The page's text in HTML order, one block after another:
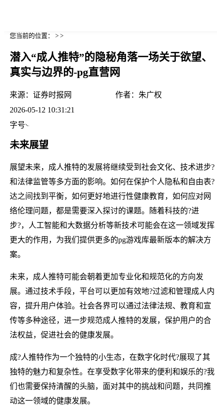
您当前的位置： > >
潜入“成人推特”的隐秘角落一场关于欲望、
真实与边界的-pg直营网
来源： 证券时报网 作者： 朱广权
2026-05-12 10:31:21
字号
未来展望
展望未来，成人推特的发展将继续受到社会文化、技术进步?
和法律监管等多方面的影响。如何在保护个人隐私和自由表?
达之间找到平衡，如何更好地进行性健康教育，如何应对网
络伦理问题，都是需要深入探讨的课题。随着科技的?进
步?，人工智能和大数据分析等新技术可能会在这一领域发挥
更大的作用，为我们提供更多的pg游戏库最新版本的解决方
案。
未来，成人推特可能会朝着更加专业化和规范化的方向发
展。通过技术手段，平台可以更加有效地?过滤和管理成人内
容，提升用户体验。社会各界可以通过法律法规、教育和宣
传等多种途径，进一步规范成人推特的发展，保护用户的合
法权益，促进社会的健康发展。
成?人推特作为一个独特的小生态，在数字化时代?展现了其
独特的魅力和复杂性。在享受数字化带来的便利和娱乐的?我
们也需要保持清醒的头脑，面对其中的挑战和问题，共同推
动这一领域的健康发展。